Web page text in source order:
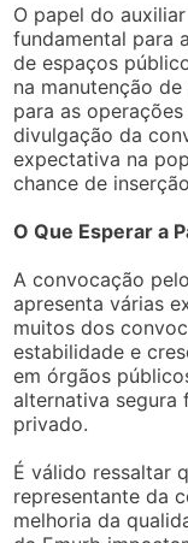
O papel do
fundamental para
de espaços
na manutenção
para as
divulgação da
expectativa na
chance de
O Que Esperar a
A convocação
apresenta várias
muitos dos
estabilidade e
em órgãos
alternativa segura
privado.
É válido ressaltar
representante da
melhoria da